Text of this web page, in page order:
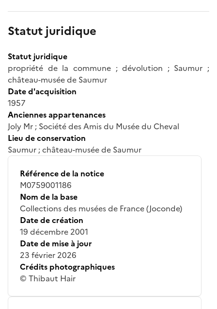
Statut juridique
Statut juridique
propriété de la commune ; dévolution ; Saumur ;
château-musée de Saumur
Date d'acquisition
1957
Anciennes appartenances
Joly Mr ; Société des Amis du Musée du Cheval
Lieu de conservation
Saumur ; château-musée de Saumur
Référence de la notice
M0759001186
Nom de la base
Collections des musées de France (Joconde)
Date de création
19 décembre 2001
Date de mise à jour
23 février 2026
Crédits photographiques
© Thibaut Hair